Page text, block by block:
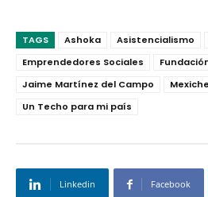
TAGS Ashoka Asistencialismo
Emprendedores Sociales
Jaime Martínez del Campo
Un Techo para mi país
Linkedin Facebook